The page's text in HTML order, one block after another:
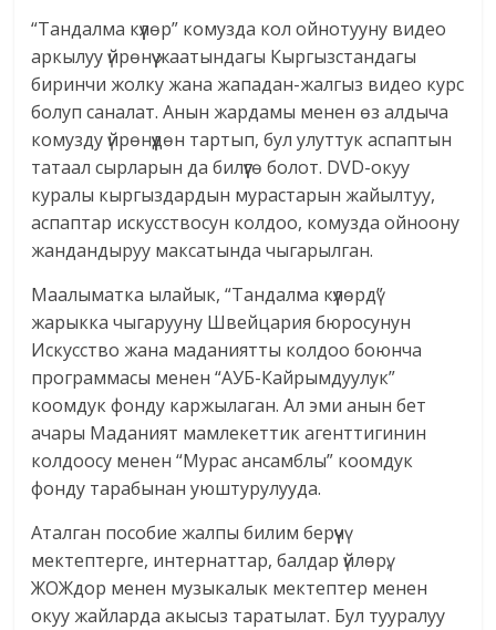
“Тандалма күүлөр” комузда кол ойнотууну видео
аркылуу үйрөнүү жаатындагы Кыргызстандагы
биринчи жолку жана жападан-жалгыз видео курс
болуп саналат. Анын жардамы менен өз алдыча
комузду үйрөнүүдөн тартып, бул улуттук аспаптын
татаал сырларын да билүүгө болот. DVD-окуу
куралы кыргыздардын мурастарын жайылтуу,
аспаптар искусствосун колдоо, комузда ойноону
жандандыруу максатында чыгарылган.
Маалыматка ылайык, “Тандалма күүлөрдү”
жарыкка чыгарууну Швейцария бюросунун
Искусство жана маданиятты колдоо боюнча
программасы менен “АУБ-Кайрымдуулук”
коомдук фонду каржылаган. Ал эми анын бет
ачары Маданият мамлекеттик агенттигинин
колдоосу менен “Мурас ансамблы” коомдук
фонду тарабынан уюштурулууда.
Аталган пособие жалпы билим берүүчү
мектептерге, интернаттар, балдар үйлөрү,
ЖОЖдор менен музыкалык мектептер менен
окуу жайларда акысыз таратылат. Бул тууралуу